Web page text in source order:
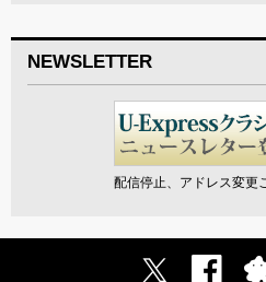
NEWSLETTER
配信停止、アドレス変更